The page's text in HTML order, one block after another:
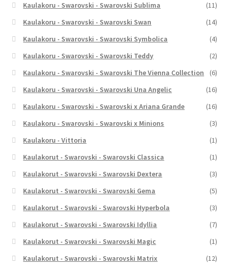
Kaulakoru - Swarovski - Swarovski Sublima
(11)
Kaulakoru - Swarovski - Swarovski Swan
(14)
Kaulakoru - Swarovski - Swarovski Symbolica
(4)
Kaulakoru - Swarovski - Swarovski Teddy
(2)
Kaulakoru - Swarovski - Swarovski The Vienna Collection
(6)
Kaulakoru - Swarovski - Swarovski Una Angelic
(16)
Kaulakoru - Swarovski - Swarovski x Ariana Grande
(16)
Kaulakoru - Swarovski - Swarovski x Minions
(3)
Kaulakoru - Vittoria
(1)
Kaulakorut - Swarovski - Swarovski Classica
(1)
Kaulakorut - Swarovski - Swarovski Dextera
(3)
Kaulakorut - Swarovski - Swarovski Gema
(5)
Kaulakorut - Swarovski - Swarovski Hyperbola
(3)
Kaulakorut - Swarovski - Swarovski Idyllia
(7)
Kaulakorut - Swarovski - Swarovski Magic
(1)
Kaulakorut - Swarovski - Swarovski Matrix
(12)